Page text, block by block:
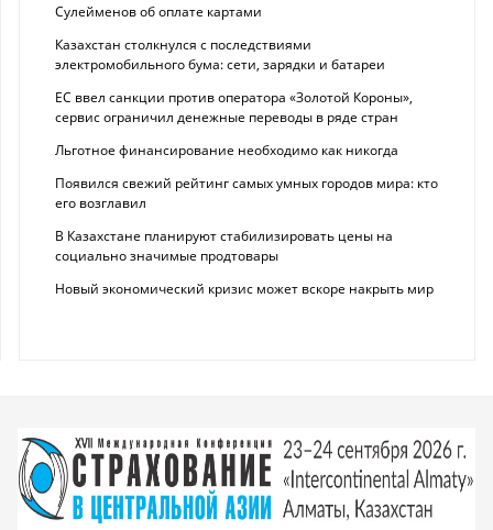
Сулейменов об оплате картами
Казахстан столкнулся с последствиями
электромобильного бума: сети, зарядки и батареи
ЕС ввел санкции против оператора «Золотой Короны»,
сервис ограничил денежные переводы в ряде стран
Льготное финансирование необходимо как никогда
Появился свежий рейтинг самых умных городов мира: кто
его возглавил
В Казахстане планируют стабилизировать цены на
социально значимые продтовары
Новый экономический кризис может вскоре накрыть мир